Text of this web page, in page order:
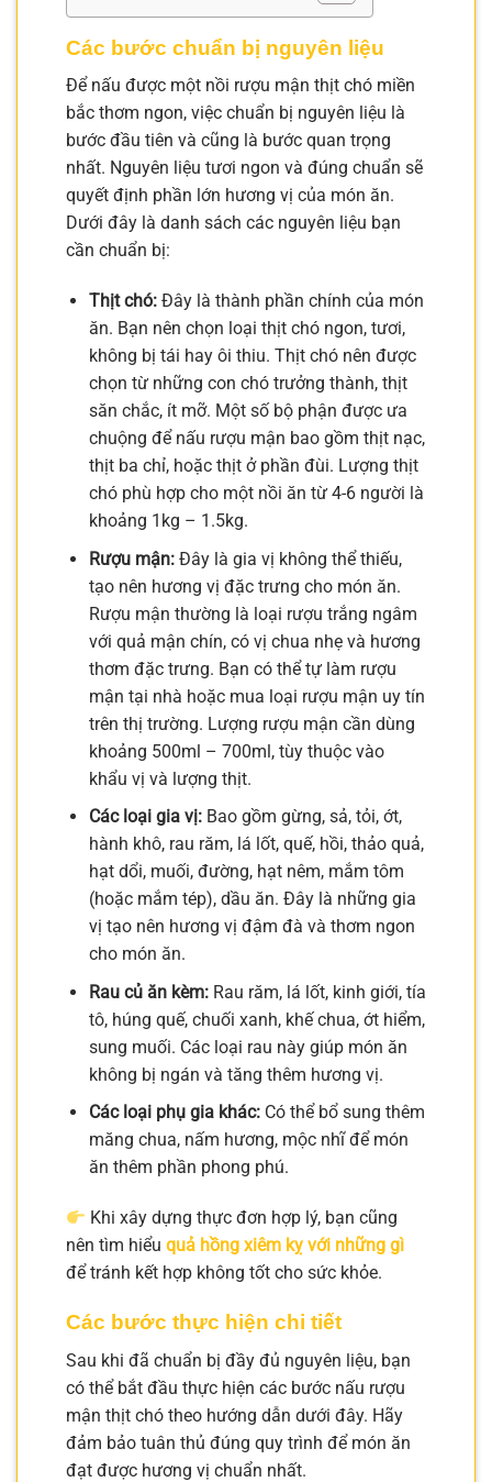
Các bước chuẩn bị nguyên liệu
Để nấu được một nồi rượu mận thịt chó miền
bắc thơm ngon, việc chuẩn bị nguyên liệu là
bước đầu tiên và cũng là bước quan trọng
nhất. Nguyên liệu tươi ngon và đúng chuẩn sẽ
quyết định phần lớn hương vị của món ăn.
Dưới đây là danh sách các nguyên liệu bạn
cần chuẩn bị:
Thịt chó:Đây là thành phần chính của món
ăn. Bạn nên chọn loại thịt chó ngon, tươi,
không bị tái hay ôi thiu. Thịt chó nên được
chọn từ những con chó trưởng thành, thịt
săn chắc, ít mỡ. Một số bộ phận được ưa
chuộng để nấu rượu mận bao gồm thịt nạc,
thịt ba chỉ, hoặc thịt ở phần đùi. Lượng thịt
chó phù hợp cho một nồi ăn từ 4-6 người là
khoảng 1kg – 1.5kg.
Rượu mận:Đây là gia vị không thể thiếu,
tạo nên hương vị đặc trưng cho món ăn.
Rượu mận thường là loại rượu trắng ngâm
với quả mận chín, có vị chua nhẹ và hương
thơm đặc trưng. Bạn có thể tự làm rượu
mận tại nhà hoặc mua loại rượu mận uy tín
trên thị trường. Lượng rượu mận cần dùng
khoảng 500ml – 700ml, tùy thuộc vào
khẩu vị và lượng thịt.
Các loại gia vị:Bao gồm gừng, sả, tỏi, ớt,
hành khô, rau răm, lá lốt, quế, hồi, thảo quả,
hạt dổi, muối, đường, hạt nêm, mắm tôm
(hoặc mắm tép), dầu ăn. Đây là những gia
vị tạo nên hương vị đậm đà và thơm ngon
cho món ăn.
Rau củ ăn kèm:Rau răm, lá lốt, kinh giới, tía
tô, húng quế, chuối xanh, khế chua, ớt hiểm,
sung muối. Các loại rau này giúp món ăn
không bị ngán và tăng thêm hương vị.
Các loại phụ gia khác:Có thể bổ sung thêm
măng chua, nấm hương, mộc nhĩ để món
ăn thêm phần phong phú.
Khi xây dựng thực đơn hợp lý, bạn cũng
nên tìm hiểu quả hồng xiêm kỵ với những gì
để tránh kết hợp không tốt cho sức khỏe.
Các bước thực hiện chi tiết
Sau khi đã chuẩn bị đầy đủ nguyên liệu, bạn
có thể bắt đầu thực hiện các bước nấu rượu
mận thịt chó theo hướng dẫn dưới đây. Hãy
đảm bảo tuân thủ đúng quy trình để món ăn
đạt được hương vị chuẩn nhất.